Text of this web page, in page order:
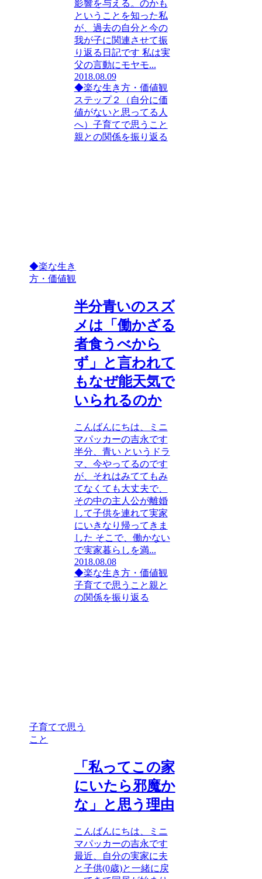
影響を与える。のかも
ということを知った私
が、過去の自分と今の
我が子に関連させて振
り返る日記です 私は実
父の言動にモヤモ...
2018.08.09
◆楽な生き方・価値観
ステップ２（自分に価
値がないと思ってる人
へ） 子育てで思うこと
親との関係を振り返る
◆楽な生き
方・価値観
半分青いのスズ
メは「働かざる
者食うべから
ず」と言われて
もなぜ能天気で
いられるのか
こんばんにちは、ミニ
マパッカーの吉永です
半分、青い というドラ
マ、今やってるのです
が、それはみててもみ
てなくても大丈夫で、
その中の主人公が離婚
して子供を連れて実家
にいきなり帰ってきま
した そこで、働かない
で実家暮らしを満...
2018.08.08
◆楽な生き方・価値観
子育てで思うこと 親と
の関係を振り返る
子育てで思う
こと
「私ってこの家
にいたら邪魔か
な」と思う理由
こんばんにちは、ミニ
マパッカーの吉永です
最近、自分の実家に夫
と子供(0歳)と一緒に戻